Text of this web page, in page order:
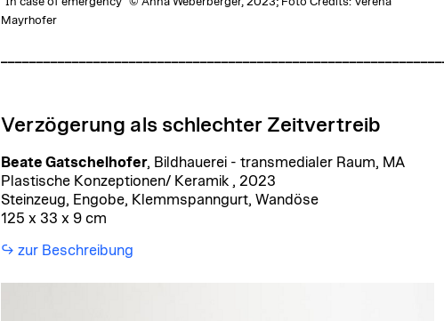
Mayrhofer
Verzögerung als schlechter Zeitvertreib
Beate Gatschelhofer, Bildhauerei - transmedialer Raum, MA
Plastische Konzeptionen/ Keramik , 2023
Steinzeug, Engobe, Klemmspanngurt, Wandöse
125 x 33 x 9 cm
↪︎ zur Beschreibung